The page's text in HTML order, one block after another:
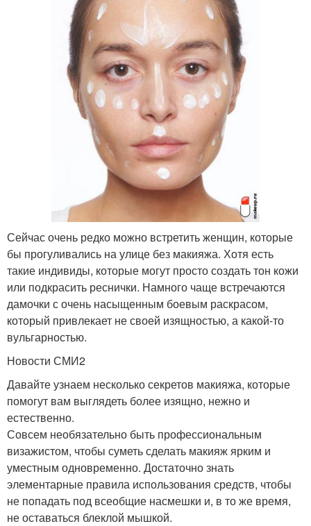
Сейчас очень редко можно встретить женщин, которые
бы прогуливались на улице без макияжа. Хотя есть
такие индивиды, которые могут просто создать тон кожи
или подкрасить реснички. Намного чаще встречаются
дамочки с очень насыщенным боевым раскрасом,
который привлекает не своей изящностью, а какой-то
вульгарностью.
Новости СМИ2
Давайте узнаем несколько секретов макияжа, которые
помогут вам выглядеть более изящно, нежно и
естественно.
Совсем необязательно быть профессиональным
визажистом, чтобы суметь сделать макияж ярким и
уместным одновременно. Достаточно знать
элементарные правила использования средств, чтобы
не попадать под всеобщие насмешки и, в то же время,
не оставаться блеклой мышкой.